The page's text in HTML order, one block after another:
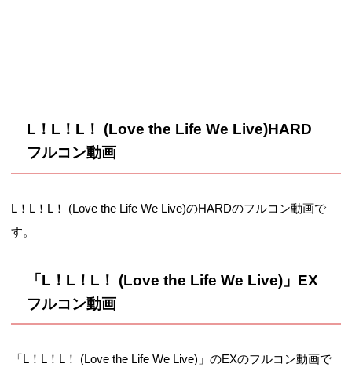
L！L！L！ (Love the Life We Live)HARD
フルコン動画
L！L！L！ (Love the Life We Live)のHARDのフルコン動画で
す。
「L！L！L！ (Love the Life We Live)」EX
フルコン動画
「L！L！L！ (Love the Life We Live)」のEXのフルコン動画で